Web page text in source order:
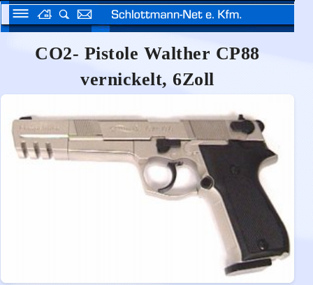
CO2- Pistole Walther CP88
vernickelt, 6Zoll